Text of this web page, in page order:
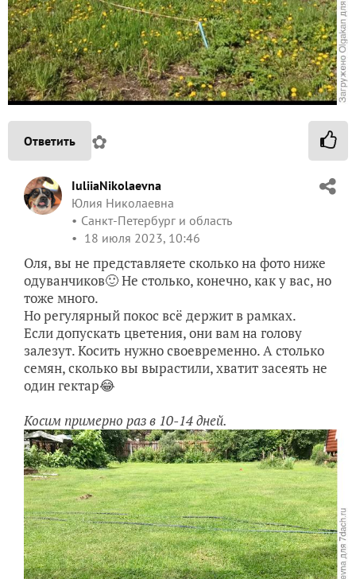
Ответить ✿
IuliiaNikolaevna
Юлия Николаевна
Санкт-Петербург и область
18 июля 2023, 10:46
Оля, вы не представляете сколько на фото ниже
одуванчиков🙂 Не столько, конечно, как у вас, но
тоже много.
Но регулярный покос всё держит в рамках.
Если допускать цветения, они вам на голову
залезут. Косить нужно своевременно. А столько
семян, сколько вы вырастили, хватит засеять не
один гектар😂
Косим примерно раз в 10-14 дней.